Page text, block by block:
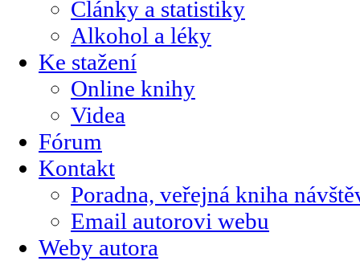
Články a statistiky
Alkohol a léky
Ke stažení
Online knihy
Videa
Fórum
Kontakt
Poradna, veřejná kniha
Email autorovi webu
Weby autora